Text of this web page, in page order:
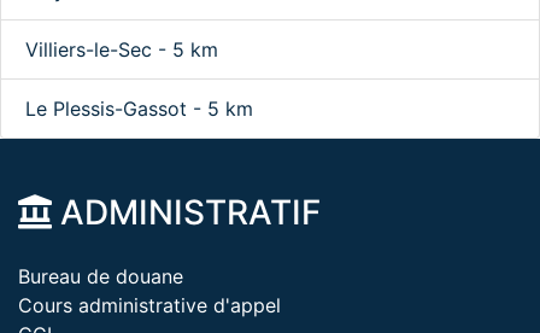
Villiers-le-Sec - 5 km
Le Plessis-Gassot - 5 km
ADMINISTRATIF
Bureau de douane
Cours administrative d'appel